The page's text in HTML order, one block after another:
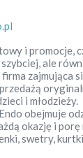
i promocje,
ale
zajmująca
i młodzieży.
obejmuje
okazję i porę
swetry,